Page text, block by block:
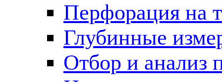
Перфорация на
Глубинные
Отбор и анализ